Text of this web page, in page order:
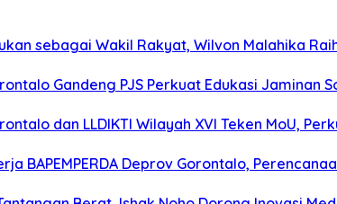
sebagai Wakil Rakyat, Wilvon Malahika
Gandeng PJS Perkuat Edukasi Jaminan
dan LLDIKTI Wilayah XVI Teken MoU,
BAPEMPERDA Deprov Gorontalo,